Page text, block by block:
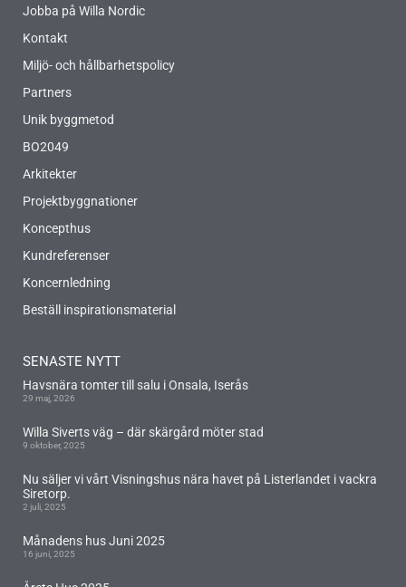
SENASTE NYTT
Havsnära tomter till salu i Onsala, Iserås
29 maj, 2026
Willa Siverts väg – där skärgård möter stad
9 oktober, 2025
Nu säljer vi vårt Visningshus nära havet på Listerlandet i vackra
Siretorp.
2 juli, 2025
Månadens hus Juni 2025
16 juni, 2025
Jobba på Willa Nordic
Kontakt
Miljö- och hållbarhetspolicy
Partners
Unik byggmetod
BO2049
Arkitekter
Projektbyggnationer
Koncepthus
Kundreferenser
Koncernledning
Beställ inspirationsmaterial